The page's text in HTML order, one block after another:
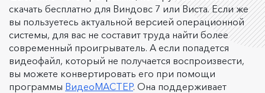
скачать бесплатно для Виндовс 7 или Виста. Если же
вы пользуетесь актуальной версией операционной
системы, для вас не составит труда найти более
современный проигрыватель. А если попадется
видеофайл, который не получается воспроизвести,
вы можете конвертировать его при помощи
программы ВидеоМАСТЕР. Она поддерживает